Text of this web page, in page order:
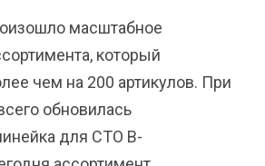
масштабное
который
чем на 200 артикулов. При
обновилась
для СТО B-